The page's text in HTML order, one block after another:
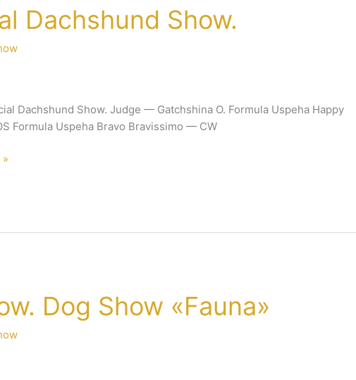
Dachshund Show.
Dachshund Show. Judge — Gatchshina O. Formula Uspeha Happy
Formula Uspeha Bravo Bravissimo — CW
Dog Show «Fauna»